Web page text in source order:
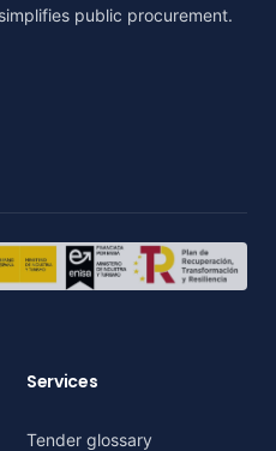
public procurement.
Services
Tender glossary